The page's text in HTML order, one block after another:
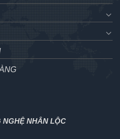
NGHỆ NHÂN LỘC